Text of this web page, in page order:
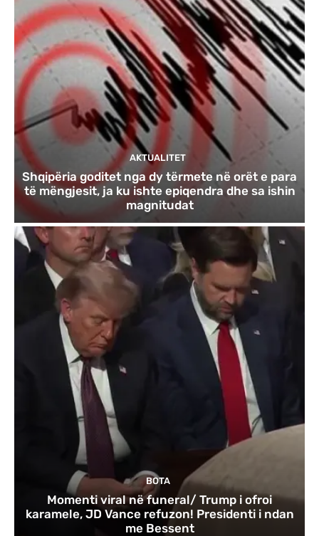
AKTUALITET
Shqipëria goditet nga dy tërmete në orët e para
të mëngjesit, ja ku ishte epiqendra dhe sa ishin
magnitudat
BOTA
Momenti viral në funeral/ Trump i ofroi
karamele, JD Vance refuzon! Presidenti i ndan
me Bessent